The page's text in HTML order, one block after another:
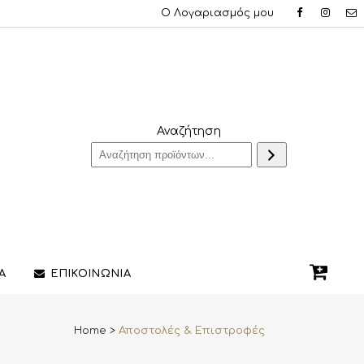
Ο Λογαριασμός μου
Αναζήτηση
ΕΠΙΚΟΙΝΩΝΙΑ
Home > Αποστολές & Επιστροφές